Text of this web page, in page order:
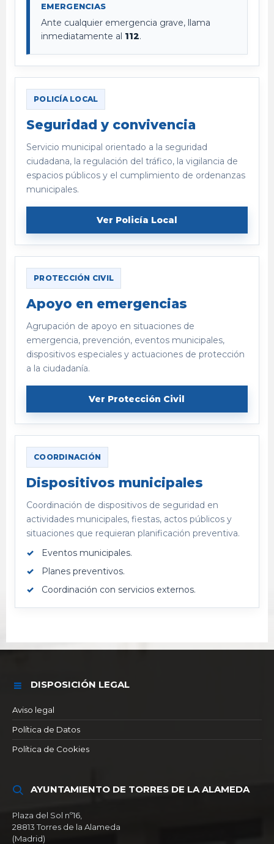
EMERGENCIAS
Ante cualquier emergencia grave, llama
inmediatamente al 112.
POLICÍA LOCAL
Seguridad y convivencia
Servicio municipal orientado a la seguridad
ciudadana, la regulación del tráfico, la vigilancia de
espacios públicos y el cumplimiento de ordenanzas
municipales.
Ver Policía Local
PROTECCIÓN CIVIL
Apoyo en emergencias
Agrupación de apoyo en situaciones de
emergencia, prevención, eventos municipales,
dispositivos especiales y actuaciones de protección
a la ciudadanía.
Ver Protección Civil
COORDINACIÓN
Dispositivos municipales
Coordinación de dispositivos de seguridad en
actividades municipales, fiestas, actos públicos y
situaciones que requieran planificación preventiva.
Eventos municipales.
Planes preventivos.
Coordinación con servicios externos.
DISPOSICIÓN LEGAL
Aviso legal
Política de Datos
Política de Cookies
AYUNTAMIENTO DE TORRES DE LA ALAMEDA
Plaza del Sol nº16,
28813 Torres de la Alameda
(Madrid)